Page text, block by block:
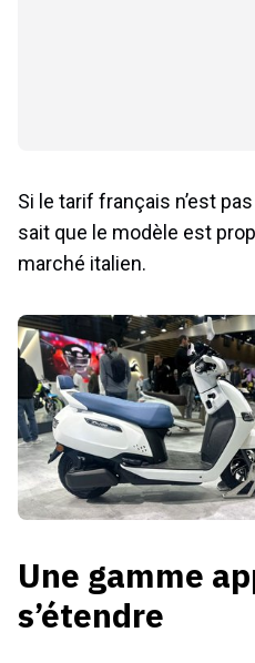
Si le tarif français n’est
sait que le modèle est
marché italien.
Une gamme
s’étendre